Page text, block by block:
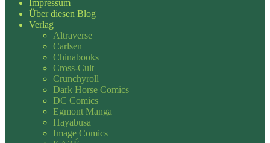
Impressum
Über diesen Blog
Verlag
Altraverse
Carlsen
Chinabooks
Cross-Cult
Crunchyroll
Dark Horse Comics
DC Comics
Egmont Manga
Hayabusa
Image Comics